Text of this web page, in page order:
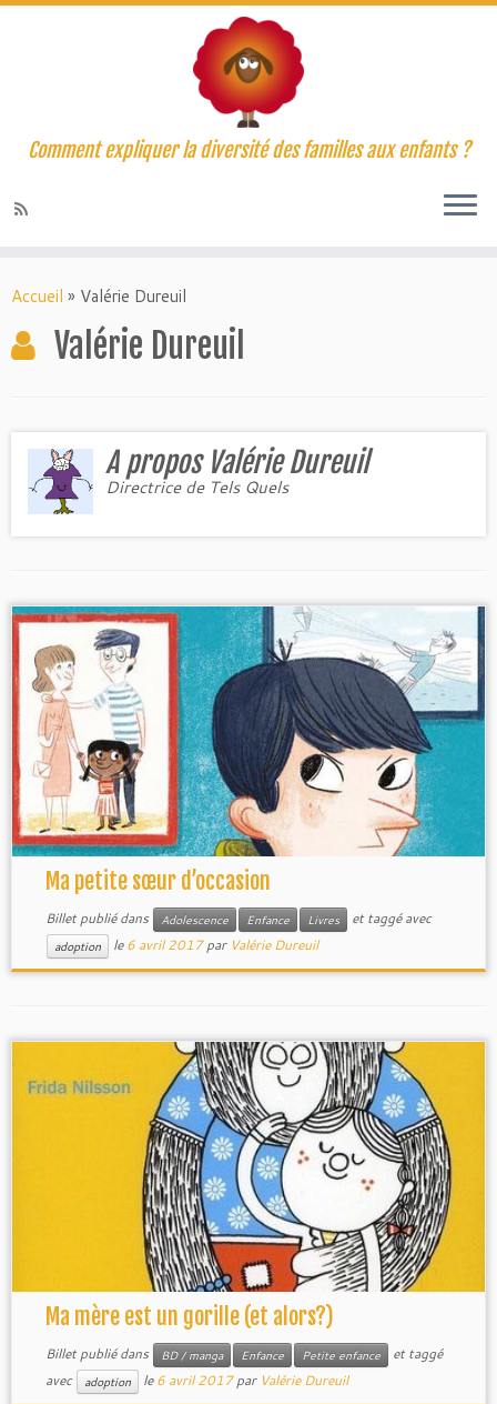
Comment expliquer la diversité des familles aux enfants ?
Accueil » Valérie Dureuil
Valérie Dureuil
A propos Valérie Dureuil
Directrice de Tels Quels
Ma petite sœur d’occasion
Billet publié dans Adolescence Enfance Livres et taggé avec
adoption le6 avril 2017 par Valérie Dureuil
Ma mère est un gorille (et alors?)
Billet publié dans BD / manga Enfance Petite enfance
et taggé
avec
adoption le6 avril 2017 par Valérie Dureuil